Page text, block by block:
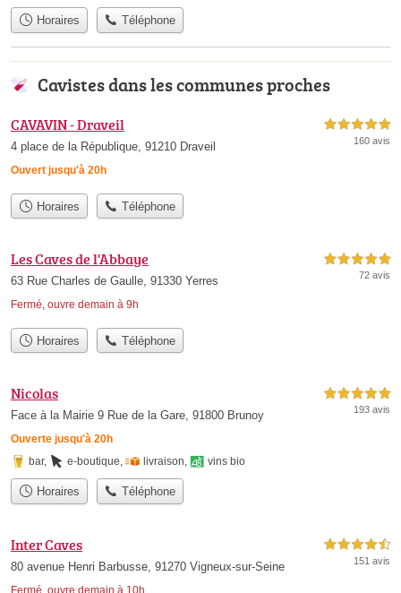
Horaires Téléphone
Cavistes dans les communes proches
CAVAVIN - Draveil
4 place de la République, 91210 Draveil
Ouvert jusqu'à 20h
5,0 étoiles sur 5
160 avis
Horaires Téléphone
Les Caves de l'Abbaye
63 Rue Charles de Gaulle, 91330 Yerres
Fermé, ouvre demain à 9h
5,0 étoiles sur 5
72 avis
Horaires Téléphone
Nicolas
Face à la Mairie 9 Rue de la Gare, 91800 Brunoy
Ouverte jusqu'à 20h
5,0 étoiles sur 5
193 avis
bar, e-boutique, livraison, vins bio
Horaires Téléphone
Inter Caves
80 avenue Henri Barbusse, 91270 Vigneux-sur-Seine
Fermé, ouvre demain à 10h
4,5 étoiles sur 5
151 avis